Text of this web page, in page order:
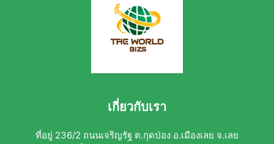
เกี่ยวกับเรา
ที่อยู่ 236/2 ถนนเจริญรัฐ ต.กุดป่อง อ.เมืองเลย จ.เลย